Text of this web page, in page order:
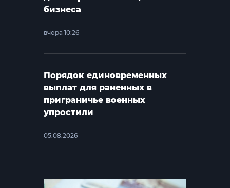
бизнеса
вчера 10:26
Порядок единовременных
выплат для раненных в
приграничье военных
упростили
05.08.2026